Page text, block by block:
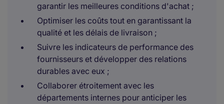
garantir les meilleures conditions d'achat ;
Optimiser les coûts tout en garantissant la
qualité et les délais de livraison ;
Suivre les indicateurs de performance des
fournisseurs et développer des relations
durables avec eux ;
Collaborer étroitement avec les
départements internes pour anticiper les